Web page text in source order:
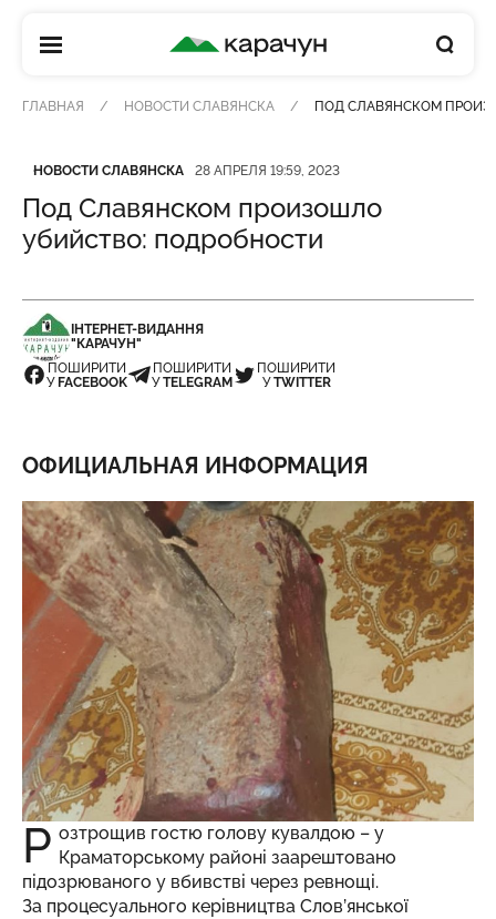
КАРАЧУН
ГЛАВНАЯ НОВОСТИ СЛАВЯНСКА ПОД СЛАВЯНСКОМ
Категория
НОВОСТИ СЛАВЯНСКА
Дата публикации 28 АПРЕЛЯ 19:59, 2023
Под Славянском произошло
убийство: подробности
ІНТЕРНЕТ-ВИДАННЯ
"КАРАЧУН"
ПОШИРИТИ
У FACEBOOK
ПОШИРИТИ
УTELEGRAM
ПОШИРИТИ
УTWITTER
ОФИЦИАЛЬНАЯ ИНФОРМАЦИЯ
Р озтрощив гостю голову кувалдою – у
Краматорському районі заарештовано
підозрюваного у вбивстві через ревнощі.
За процесуального керівництва Слов’янської